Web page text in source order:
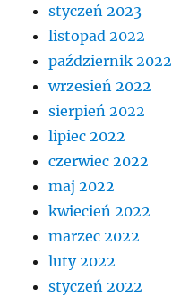
styczeń 2023
listopad 2022
październik 2022
wrzesień 2022
sierpień 2022
lipiec 2022
czerwiec 2022
maj 2022
kwiecień 2022
marzec 2022
luty 2022
styczeń 2022